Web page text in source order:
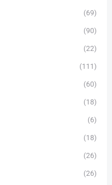
(69)
(90)
(22)
(111)
(60)
(18)
(6)
(18)
(26)
(26)